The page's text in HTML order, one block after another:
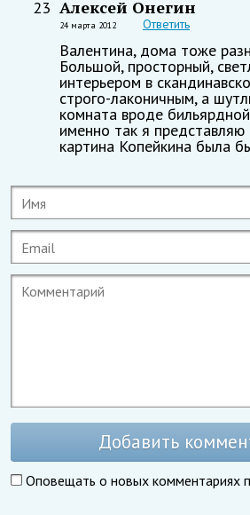
23 Алексей Онегин
24 марта 2012 Ответить
Валентина, дома тоже
Большой, просторный,
интерьером в
строго-лаконичным, а
комната вроде
именно так я представляю
картина Копейкина была
Добавить
Оповещать о новых комментариях